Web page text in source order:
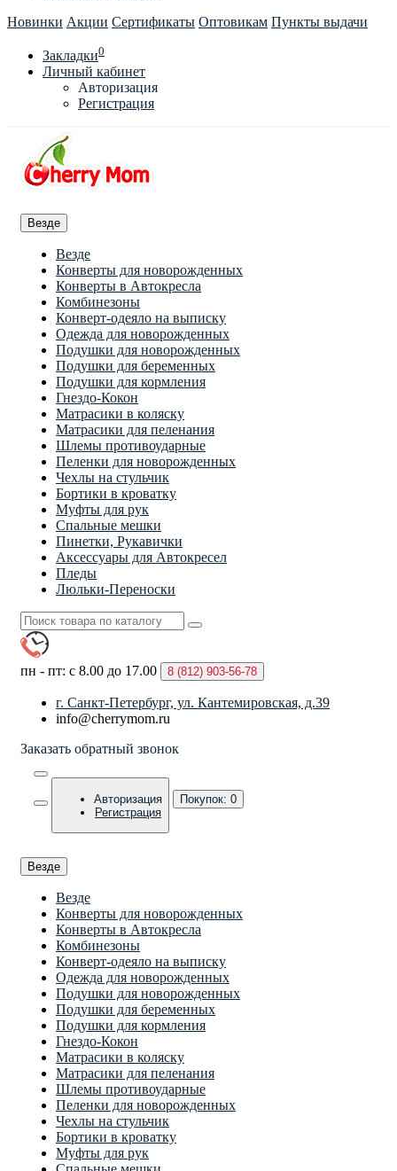
Новинки Акции Сертификаты Оптовикам Пункты выдачи
Закладки0
Личный кабинет
Авторизация
Регистрация
Везде
Везде
Конверты для новорожденных
Конверты в Автокресла
Комбинезоны
Конверт-одеяло на выписку
Одежда для новорожденных
Подушки для новорожденных
Подушки для беременных
Подушки для кормления
Гнездо-Кокон
Матрасики в коляску
Матрасики для пеленания
Шлемы противоударные
Пеленки для новорожденных
Чехлы на стульчик
Бортики в кроватку
Муфты для рук
Спальные мешки
Пинетки, Рукавички
Аксессуары для Автокресел
Пледы
Люльки-Переноски
пн - пт: с 8.00 до 17.00 8 (812) 903-56-78
г. Санкт-Петербург, ул. Кантемировская, д.39
info@cherrymom.ru
Заказать обратный звонок
Авторизация
Регистрация
Покупок: 0
Везде
Везде
Конверты для новорожденных
Конверты в Автокресла
Комбинезоны
Конверт-одеяло на выписку
Одежда для новорожденных
Подушки для новорожденных
Подушки для беременных
Подушки для кормления
Гнездо-Кокон
Матрасики в коляску
Матрасики для пеленания
Шлемы противоударные
Пеленки для новорожденных
Чехлы на стульчик
Бортики в кроватку
Муфты для рук